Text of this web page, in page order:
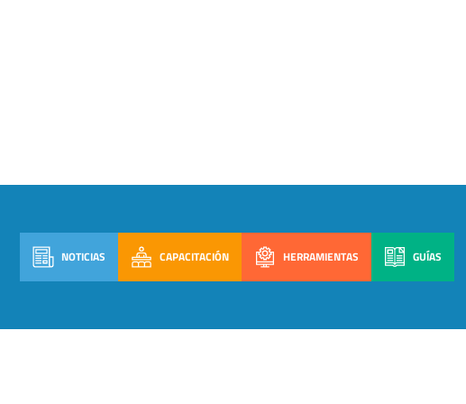
NOTICIAS CAPACITACIÓN HERRAMIENTAS GUÍAS